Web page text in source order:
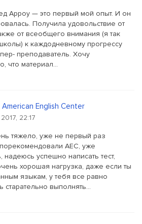
Арроу — это первый мой опыт. И он
Получила удовольствие от
от всеобщего внимания (я так
к каждодневному прогрессу
преподаватель. Хочу
что материал...
American English Center
22:17
тяжело, уже не первый раз
AEC, уже
успешно написать тест,
хорошая нагрузка, даже если ты
языкам, у тебя все равно
старательно выполнять...